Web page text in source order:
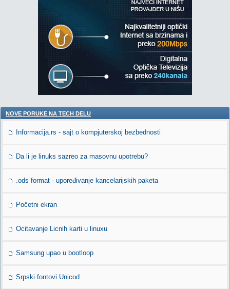
NOVE PORUKE NA TECH DELU
Informacija.rs - sajt o kompjuterskoj bezbednosti
Da li je linuks sazreo za masovnu upotrebu?
.ods format - upoređivanje kancelarijskih paketa
Početni ekran
Ocitavanje Licnih karti u linuxu
Samsung upao u bootloop
Srpski fontovi Unicod